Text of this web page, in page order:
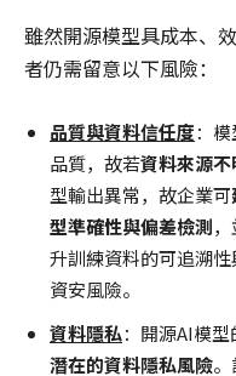
雖然開源模型具成本、
者仍需留意以下風險：
品質與資料信任度：
品質，故若資料來源不
型輸出異常，故企業可
型準確性與偏差檢測
升訓練資料的可追溯
資安風險。
資料隱私：開源AI模
潛在的資料隱私風險